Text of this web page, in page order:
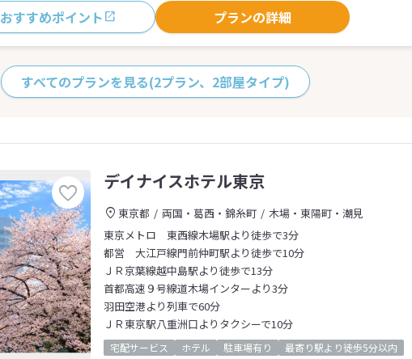
おすすめポイント プランの詳細
すべてのプランを見る(2プラン、2部屋タイプ)
デイナイスホテル東京
東京都 両国・葛西・錦糸町
木場・東陽町・潮見
東京メトロ 東西線木場駅より徒歩で3分
都営 大江戸線門前仲町駅より徒歩で10分
ＪＲ京葉線越中島駅より徒歩で13分
首都高速９号線道木場インターより3分
羽田空港より列車で60分
ＪＲ東京駅八重洲口よりタクシーで10分
宅配サービス ホテル 駐車場有り 最寄り駅より徒歩5分以内